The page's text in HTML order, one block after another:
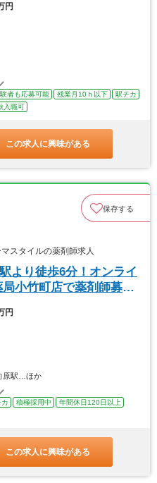
円
者も応募可能 残業月10ｈ以下
駅チカ
入職可
この求人に興味がある
保存する
スタイルの薬剤師求人
より徒歩6分！オンライ
小竹町店で薬剤師募
円
原駅…ほか
積極採用中
年間休日120日以上
この求人に興味がある